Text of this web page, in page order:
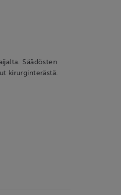
Säädösten
kirurginterästä.